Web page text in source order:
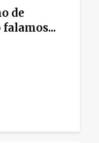
de
falamos...